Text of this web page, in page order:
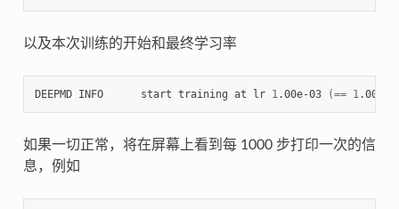
以及本次训练的开始和最终学习率
DEEPMD INFO      start training at lr 1.00e-03 (== 1.00e-
如果一切正常，将在屏幕上看到每 1000 步打印一次的信
息，例如